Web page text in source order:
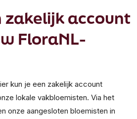
zakelijk account
FloraNL-
kun je een zakelijk account
lokale vakbloemisten. Via het
onze aangesloten bloemisten in